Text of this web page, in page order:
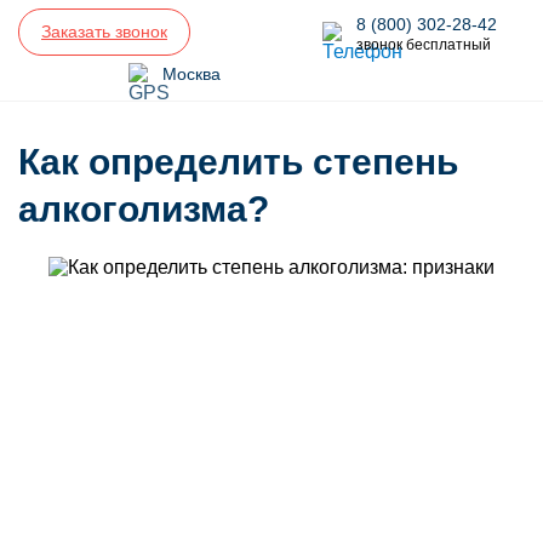
8 (800) 302-28-42
звонок бесплатный
Заказать звонок
Москва
Как определить степень
алкоголизма?